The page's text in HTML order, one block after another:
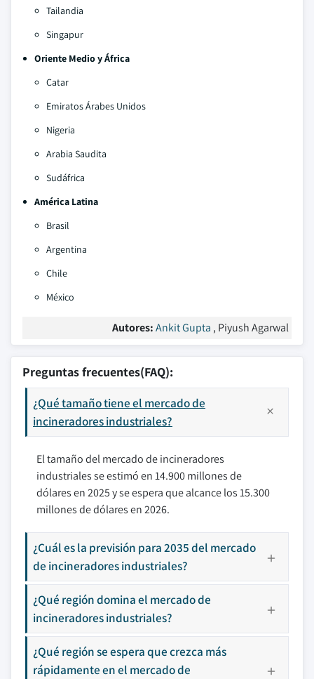
Tailandia
Singapur
Oriente Medio y África
Catar
Emiratos Árabes Unidos
Nigeria
Arabia Saudita
Sudáfrica
América Latina
Brasil
Argentina
Chile
México
Autores:Ankit Gupta , Piyush Agarwal
Preguntas frecuentes(FAQ):
¿Qué tamaño tiene el mercado de
incineradores industriales?
El tamaño del mercado de incineradores
industriales se estimó en 14.900 millones de
dólares en 2025 y se espera que alcance los 15.300
millones de dólares en 2026.
¿Cuál es la previsión para 2035 del mercado
de incineradores industriales?
¿Qué región domina el mercado de
incineradores industriales?
¿Qué región se espera que crezca más
rápidamente en el mercado de